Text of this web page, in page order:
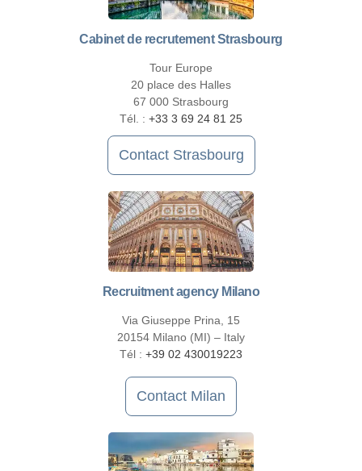
Cabinet de recrutement Strasbourg
Tour Europe
20 place des Halles
67 000 Strasbourg
Tél. : +33 3 69 24 81 25
Contact Strasbourg
Recruitment agency Milano
Via Giuseppe Prina, 15
20154 Milano (MI) – Italy
Tél : +39 02 430019223
Contact Milan